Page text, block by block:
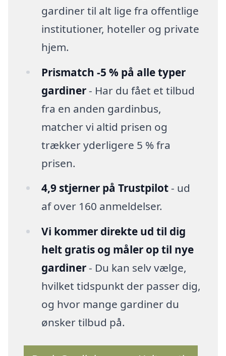
gardiner til alt lige fra offentlige
institutioner, hoteller og private
hjem.
Prismatch -5 % på alle typer
gardiner- Har du fået et tilbud
fra en anden gardinbus,
matcher vi altid prisen og
trækker yderligere 5 % fra
prisen.
4,9 stjerner på Trustpilot- ud
af over 160 anmeldelser.
Vi kommer direkte ud til dig
helt gratis og måler op til nye
gardiner- Du kan selv vælge,
hvilket tidspunkt der passer dig,
og hvor mange gardiner du
ønsker tilbud på.